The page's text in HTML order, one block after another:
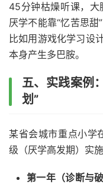
45分钟枯燥听课，
厌学不能靠“忆苦思甜
比如用游戏化学习设
本身产生多巴胺。
五、实践案例
划”
某省会城市重点小学
级（厌学高发期）实施
第一年（诊断与破